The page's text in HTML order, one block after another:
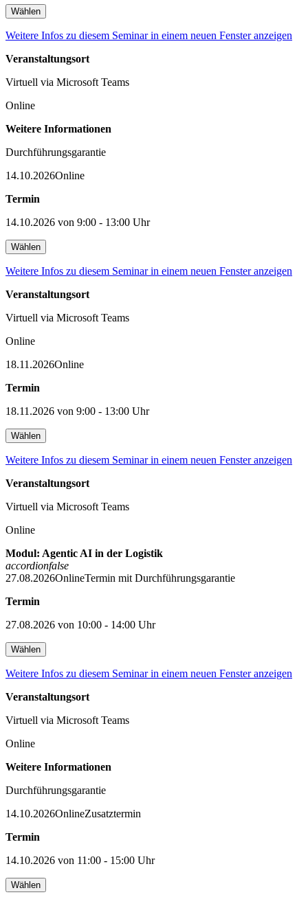
Wählen
Weitere Infos zu diesem Seminar in einem neuen Fenster anzeigen
Veranstaltungsort
Virtuell via Microsoft Teams
Online
Weitere Informationen
Durchführungsgarantie
14.10.2026Online
Termin
14.10.2026 von 9:00 - 13:00 Uhr
Wählen
Weitere Infos zu diesem Seminar in einem neuen Fenster anzeigen
Veranstaltungsort
Virtuell via Microsoft Teams
Online
18.11.2026Online
Termin
18.11.2026 von 9:00 - 13:00 Uhr
Wählen
Weitere Infos zu diesem Seminar in einem neuen Fenster anzeigen
Veranstaltungsort
Virtuell via Microsoft Teams
Online
Modul: Agentic AI in der Logistik
accordionfalse
27.08.2026OnlineTermin mit Durchführungsgarantie
Termin
27.08.2026 von 10:00 - 14:00 Uhr
Wählen
Weitere Infos zu diesem Seminar in einem neuen Fenster anzeigen
Veranstaltungsort
Virtuell via Microsoft Teams
Online
Weitere Informationen
Durchführungsgarantie
14.10.2026OnlineZusatztermin
Termin
14.10.2026 von 11:00 - 15:00 Uhr
Wählen